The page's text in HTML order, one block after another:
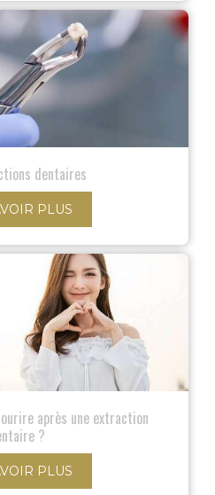
dentaires
PLUS
après une extraction
?
PLUS